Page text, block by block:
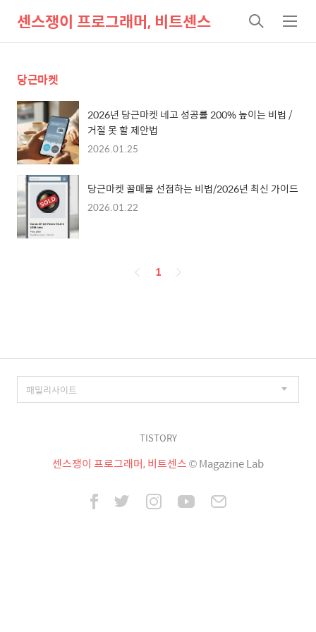
센스쟁이 프로그래머, 비트센스
검
색
메
뉴
당근마켓
2026년 당근마켓 네고 성공률 200% 높이는 비법 /
거절 못 할 제안법
2026.01.25
당근마켓 꿀매물 선점하는 비법/2026년 최신 가이드
2026.01.22
페
1
TISTORY
센스쟁이 프로그래머, 비트센스© Magazine Lab